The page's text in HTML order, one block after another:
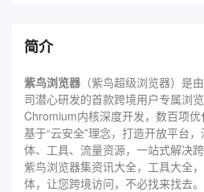
简介
紫鸟浏览器 （紫鸟超级浏览器）是
司潜心研发的首款跨境用户专属浏
Chromium内核深度开发，数百项优
基于“云安全”理念，打造开放平台
体、工具、流量资源，一站式解决
紫鸟浏览器集资讯大全，工具大全
体，让您跨境访问，不必找来找去。